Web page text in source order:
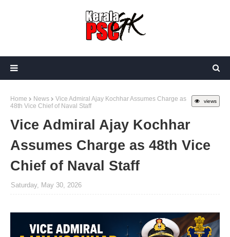
views
Home News
Vice Admiral Ajay Kochhar Assumes Charge as
48th Vice Chief of Naval Staff
Vice Admiral Ajay Kochhar
Assumes Charge as 48th Vice
Chief of Naval Staff
Saturday, May 30, 2026